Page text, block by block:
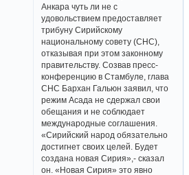
Анкара чуть ли не с
удовольствием предоставляет
трибуну Сирийскому
национальному совету (СНС),
отказывая при этом законному
правительству. Созвав пресс-
конференцию в Стамбуле, глава
СНС Бархан Гальюн заявил, что
режим Асада не сдержал свои
обещания и не соблюдает
международные соглашения.
«Сирийский народ обязательно
достигнет своих целей. Будет
создана новая Сирия»,- сказал
он. «Новая Сирия» это явно